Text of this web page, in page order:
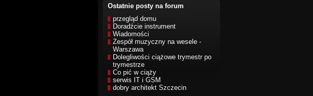
Ostatnie posty na forum
przegląd domu
Doradźcie instrument
Wiadomości
Zespół muzyczny na wesele -
Warszawa
Dolegliwości ciążowe trymestr po
trymestrze
Co pić w ciąży
serwis IT i GSM
dobry architekt Szczecin